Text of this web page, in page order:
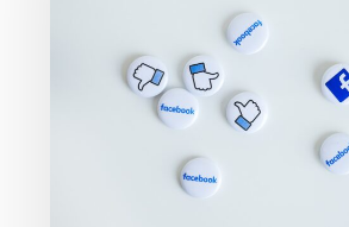
campagnes